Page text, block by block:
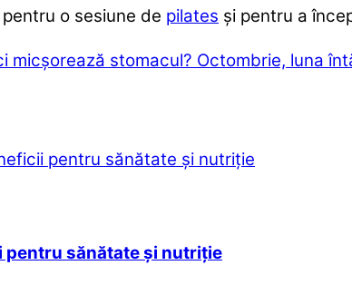
o sesiune de pilates și pentru a
micșorează stomacul? Octombrie, luna
pentru sănătate și nutriție